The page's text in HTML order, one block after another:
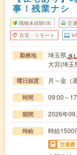
事！残業ナシ
職種未経験OK 交
在宅・リモート
勤務地 埼玉県さ
大宮(埼玉
曜日頻度 月～金（
時間 09:00～
期間 2026年
時給 時給
交通費